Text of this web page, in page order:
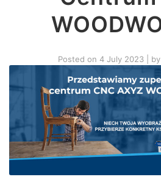
Posted on 4 July 2023 by